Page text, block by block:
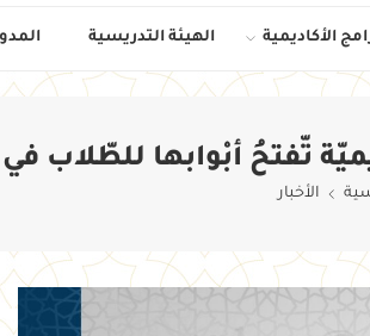
الأكاديمية الهيئة التدريسية
تّفتحُ أبْوابها للطّلاب
الأخبار